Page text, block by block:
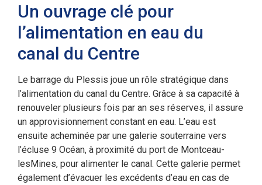
Un ouvrage clé pour
l’alimentation en eau du
canal du Centre
Le barrage du Plessis joue un rôle stratégique dans
l’alimentation du canal du Centre. Grâce à sa capacité à
renouveler plusieurs fois par an ses réserves, il assure
un approvisionnement constant en eau. L’eau est
ensuite acheminée par une galerie souterraine vers
l’écluse 9 Océan, à proximité du port de Montceau-
lesMines, pour alimenter le canal. Cette galerie permet
également d’évacuer les excédents d’eau en cas de